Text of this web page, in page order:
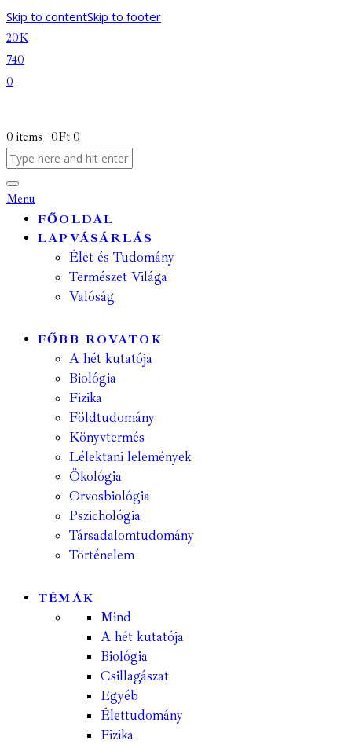
Skip to contentSkip to footer
20K
740
0
0 items - 0Ft 0
Menu
FŐOLDAL
LAPVÁSÁRLÁS
Élet és Tudomány
Természet Világa
Valóság
FŐBB ROVATOK
A hét kutatója
Biológia
Fizika
Földtudomány
Könyvtermés
Lélektani lelemények
Ökológia
Orvosbiológia
Pszichológia
Társadalomtudomány
Történelem
TÉMÁK
Mind
A hét kutatója
Biológia
Csillagászat
Egyéb
Élettudomány
Fizika